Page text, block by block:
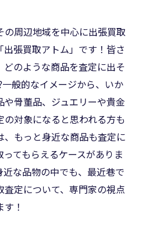
の周辺地域を中心に出張買取
張買取アトム」です！皆さ
のような商品を査定に出そ
般的なイメージから、いか
骨董品、ジュエリーや貴金
対象になると思われる方も
もっと身近な商品も査定に
てもらえるケースがありま
な品物の中でも、最近巷で
定について、専門家の視点
！